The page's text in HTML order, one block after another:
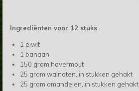
Ingrediënten voor 12 stuks
1 eiwit
1 banaan
150 gram havermout
25 gram walnoten, in stukken gehakt
25 gram amandelen, in stukken gehakt